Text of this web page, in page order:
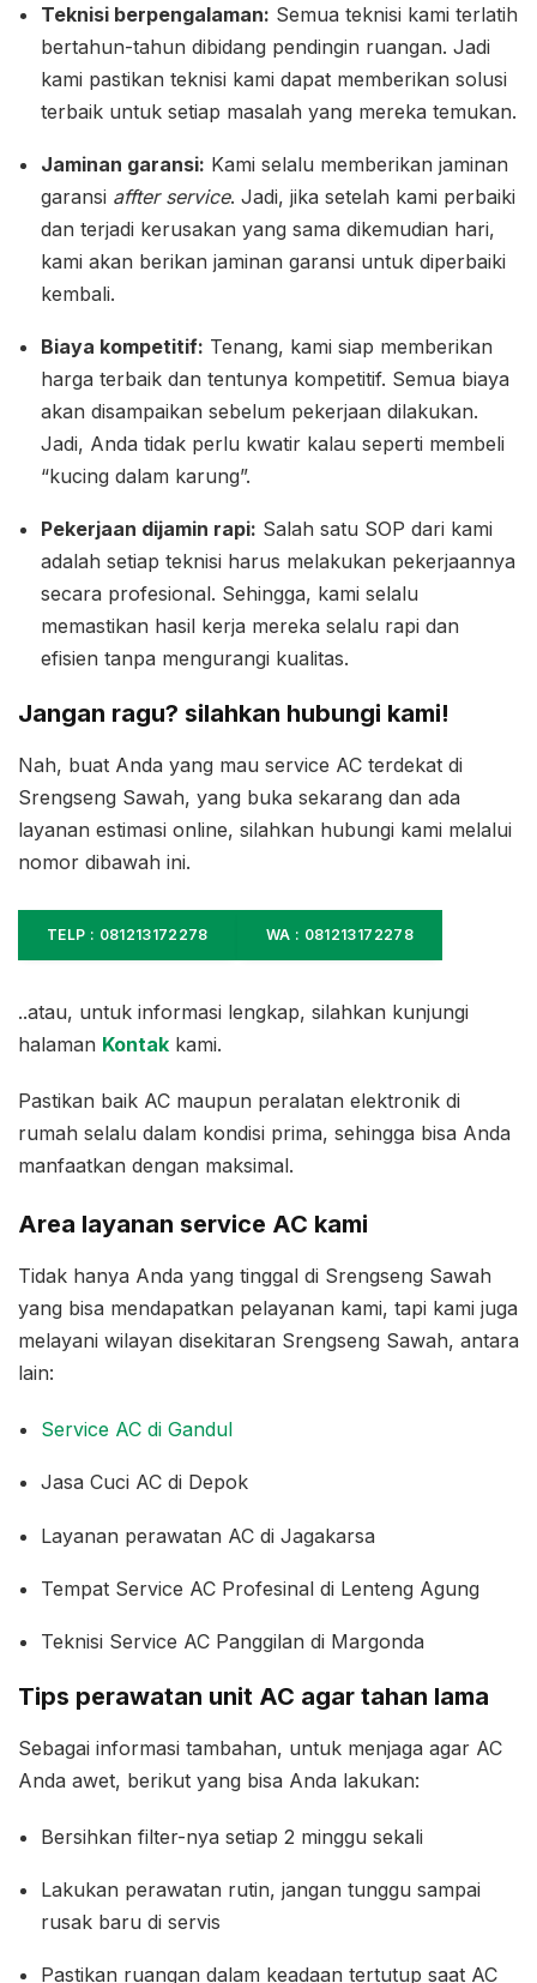
Teknisi berpengalaman: Semua teknisi kami terlatih
bertahun-tahun dibidang pendingin ruangan. Jadi
kami pastikan teknisi kami dapat memberikan solusi
terbaik untuk setiap masalah yang mereka temukan.
Jaminan garansi: Kami selalu memberikan jaminan
garansi affter service. Jadi, jika setelah kami perbaiki
dan terjadi kerusakan yang sama dikemudian hari,
kami akan berikan jaminan garansi untuk diperbaiki
kembali.
Biaya kompetitif: Tenang, kami siap memberikan
harga terbaik dan tentunya kompetitif. Semua biaya
akan disampaikan sebelum pekerjaan dilakukan.
Jadi, Anda tidak perlu kwatir kalau seperti membeli
“kucing dalam karung”.
Pekerjaan dijamin rapi: Salah satu SOP dari kami
adalah setiap teknisi harus melakukan pekerjaannya
secara profesional. Sehingga, kami selalu
memastikan hasil kerja mereka selalu rapi dan
efisien tanpa mengurangi kualitas.
Jangan ragu? silahkan hubungi kami!
Nah, buat Anda yang mau service AC terdekat di
Srengseng Sawah, yang buka sekarang dan ada
layanan estimasi online, silahkan hubungi kami melalui
nomor dibawah ini.
TELP : 081213172278 WA : 081213172278
..atau, untuk informasi lengkap, silahkan kunjungi
halaman Kontak kami.
Pastikan baik AC maupun peralatan elektronik di
rumah selalu dalam kondisi prima, sehingga bisa Anda
manfaatkan dengan maksimal.
Area layanan service AC kami
Tidak hanya Anda yang tinggal di Srengseng Sawah
yang bisa mendapatkan pelayanan kami, tapi kami juga
melayani wilayan disekitaran Srengseng Sawah, antara
lain:
Service AC di Gandul
Jasa Cuci AC di Depok
Layanan perawatan AC di Jagakarsa
Tempat Service AC Profesinal di Lenteng Agung
Teknisi Service AC Panggilan di Margonda
Tips perawatan unit AC agar tahan lama
Sebagai informasi tambahan, untuk menjaga agar AC
Anda awet, berikut yang bisa Anda lakukan:
Bersihkan filter-nya setiap 2 minggu sekali
Lakukan perawatan rutin, jangan tunggu sampai
rusak baru di servis
Pastikan ruangan dalam keadaan tertutup saat AC